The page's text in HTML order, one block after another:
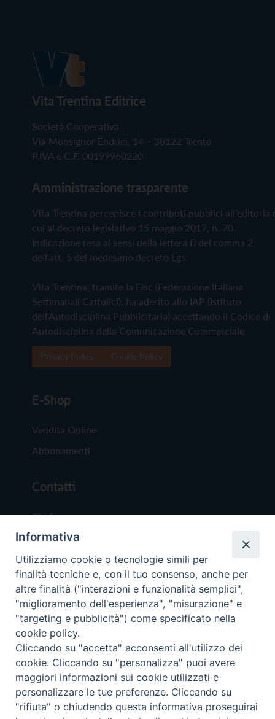
Vita Trentina Editrice
Società Cooperativa
Via Monsignor Endrici, 14 – 38122 Trento
P.IVA e C.F. 00199960220
Amministrazione trasparente
Vita Trentina percepisce i contributi pubblici all'editoria
cui al decreto legislativo 15 maggio 2017, n. 70.
Indicazione resa ai sensi della lettera f) del comma 2
dell'art. 5 del medesimo decreto Lgs.
Vita Trentina, tramite la Fisc (Federazione Italiana
Settimanali Cattolici), ha aderito allo IAP (Istituto
dell'Autodisciplina Pubblicitaria) accettando il Codice di
Autodisciplina della Comunicazione Commerciale
E-Shop
Vendita Online
Abbonamenti
Contatti
Chi Siamo
Redazione
Scrivici
Copyright © 2019 - Tutti i diritti riservati - Vita
Trentina Editrice
Privacy Policy
Torna
Informativa
Utilizziamo cookie o tecnologie simili per
finalità tecniche e, con il tuo consenso, anche per
altre finalità ("interazioni e funzionalità semplici",
"miglioramento dell'esperienza", "misurazione" e
"targeting e pubblicità") come specificato nella
cookie policy.
Cliccando su "accetta" acconsenti all'utilizzo dei
cookie. Cliccando su "personalizza" puoi avere
maggiori informazioni sui cookie utilizzati e
personalizzare le tue preferenze. Cliccando su
"rifiuta" o chiudendo questa informativa proseguirai